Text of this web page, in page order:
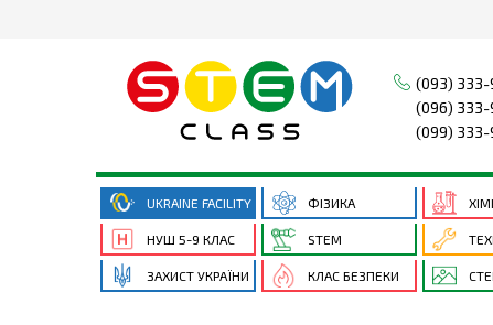
(093)
(096)
(099)
UKRAINE FACILITY ФІЗИКА
НУШ 5-9 КЛАС
STEM
ЗАХИСТ УКРАЇНИ КЛАС БЕЗПЕКИ